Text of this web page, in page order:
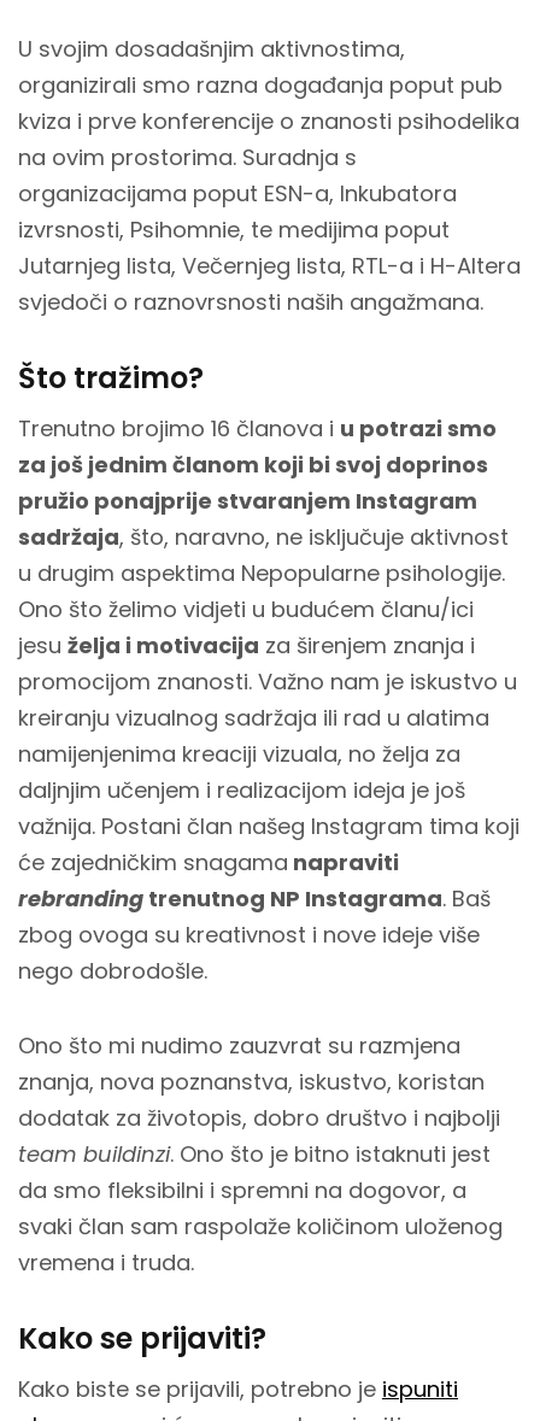
U svojim dosadašnjim aktivnostima,
organizirali smo razna događanja poput pub
kviza i prve konferencije o znanosti psihodelika
na ovim prostorima. Suradnja s
organizacijama poput ESN-a, Inkubatora
izvrsnosti, Psihomnie, te medijima poput
Jutarnjeg lista, Večernjeg lista, RTL-a i H-Altera
svjedoči o raznovrsnosti naših angažmana.
Što tražimo?
Trenutno brojimo 16 članova i u potrazi smo
za još jednim članom koji bi svoj doprinos
pružio ponajprije stvaranjem Instagram
sadržaja, što, naravno, ne isključuje aktivnost
u drugim aspektima Nepopularne psihologije.
Ono što želimo vidjeti u budućem članu/ici
jesu želja i motivacija za širenjem znanja i
promocijom znanosti. Važno nam je iskustvo u
kreiranju vizualnog sadržaja ili rad u alatima
namijenjenima kreaciji vizuala, no želja za
daljnjim učenjem i realizacijom ideja je još
važnija. Postani član našeg Instagram tima koji
će zajedničkim snagama napraviti
rebranding trenutnog NP Instagrama. Baš
zbog ovoga su kreativnost i nove ideje više
nego dobrodošle.
Ono što mi nudimo zauzvrat su razmjena
znanja, nova poznanstva, iskustvo, koristan
dodatak za životopis, dobro društvo i najbolji
team buildinzi. Ono što je bitno istaknuti jest
da smo fleksibilni i spremni na dogovor, a
svaki član sam raspolaže količinom uloženog
vremena i truda.
Kako se prijaviti?
Kako biste se prijavili, potrebno je ispuniti